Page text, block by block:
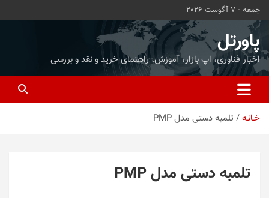
محتوا
بروید
جمعه - 7 آگوست 2026
پاورتل
اخبار فناوری، اپ بازار، آموزش، راهنمای خرید و نقد و بررسی
خـانـه تلمبه دستی مدل PMP
تلمبه دستی مدل PMP